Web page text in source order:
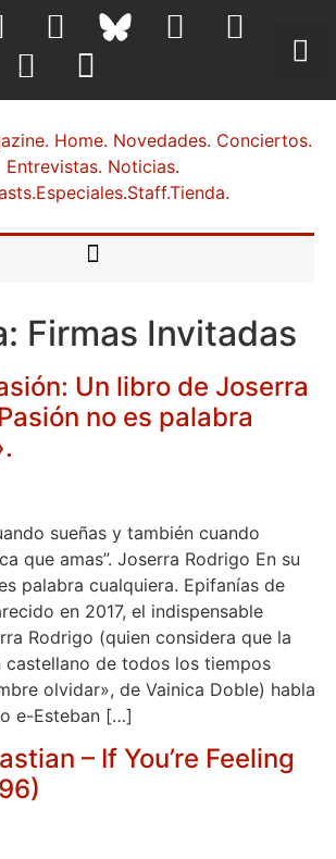
Firmas Invitadas
Un libro de Joserra
no es palabra
sueñas y también cuando
que amas”. Joserra Rodrigo En su
palabra cualquiera. Epifanías de
en 2017, el indispensable
Rodrigo (quien considera que la
castellano de todos los tiempos
olvidar», de Vainica Doble) habla
e-Esteban […]
– If You’re Feeling